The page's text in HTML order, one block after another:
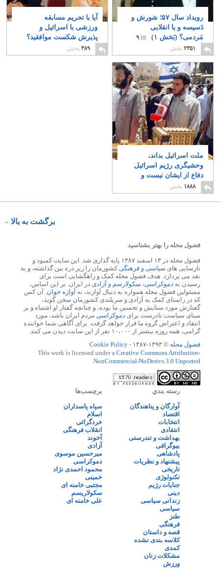
رویداد سال ۵۷؛ شورش و
دَسیسه و یا انقلابی
مَردمی؟ (بَخش ۱)
۹
۲۳۵۱ پخش
آیا با تحریم مسابقه
ورزشی با اسرائیل و
پذیرش شکست موافقید؟
۰
۳۸۹ پخش
ملت اسرائیل بداند،
وحشیگری رژیم اسرائیل
دفاع از ایشان نیست و
پیامد عکس دارد
۱۸۸۸ پخش
برگشت به بالا
فضول محله را بهتر بشناسید
فضول محله در ۱۳ اسفند ۱۳۸۷ پایه گذاری شد. این سایت کمبود و
نارسایی های سیاسی و فرهنگیکشورمان را زیر ذره بین گذاشته، و به
نقد می پردازد. هدف فضول محله کمک و راهگشایی است برای
رسیدن به دموکراسی، سکولارسم و آزادی در ایران. بر این اساس،
مسئولین فضول محله همواره به دنبال آوازند، نه آوازه خوان. آن کس
که در راستای کمک به آزادی و سربلندی کشورمان سخن گوید،
گفتارش مورد ستایش و تحسین ما بوده، و چنانچه گفتار او اشتباه و بر
مبنای سیاست نادرست برای دموکراسی مردم ایران باشد، مورد
انتقاد و اعتراض گروه ما قرار خواهد گرفت. برای آگاهی شما خواننده
گرامی، همه روزه بیشتر از ۱۰،۰۰۰ نفر از این سایت دیدن می کنند.
فضول محله © ۱۳۹۳-۱۳۸۷ -
Cookie Policy
This work is licensed under a Creative Commons Attribution-
NonCommercial-NoDerivs 3.0 Unported
رسته بندي
آوارگان و پناهندگان
اقتصاد
انتخابات
انتقادی
بهداشت و تندرستی
بیوگرافی
پادشاهی
پیشنهاد و نظریات
تاریخی
تکنولوژی
جنایات رژیم
دینی
زندانی سیاسی
سیاسی
طنز
فرهنگی
قصه و داستان
کلاسه بندی نشده
کمدی
مشکلات زنان
ورزش
برچسب‌ها
سپاه پاسداران
اسلام
خردگرائی
انقلاب فرهنگی
آخوند
آزادی
میرحسین موسوی
دموکراسی
محمود احمدی نژاد
خمینی
مجتبی خامنه ای
سکولاریسم
علی خامنه ای